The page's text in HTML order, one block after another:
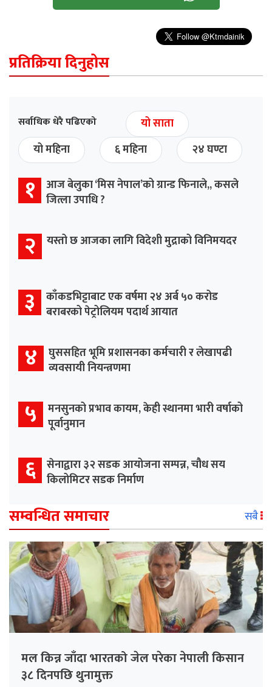
प्रतिक्रिया दिनुहोस
सर्वाधिक धेरै पढिएको
यो साता
यो महिना
६ महिना २४ घण्टा
१
आज बेलुका ‘मिस नेपाल’को ग्रान्ड फिनाले,, कसले
जित्ला उपाधि ?
२ यस्तो छ आजका लागि विदेशी मुद्राको विनिमयदर
३
काँकडभिट्टाबाट एक वर्षमा २४ अर्ब ५० करोड
बराबरको पेट्रोलियम पदार्थ आयात
४
घुससहित भूमि प्रशासनका कर्मचारी र लेखापढी
व्यवसायी नियन्त्रणमा
५
मनसुनको प्रभाव कायम, केही स्थानमा भारी वर्षाको
पूर्वानुमान
६ सेनाद्वारा ३२ सडक आयोजना सम्पन्न, चौध सय
किलोमिटर सडक निर्माण
सम्वन्धित समाचार सबै
मल किन्न जाँदा भारतको जेल परेका नेपाली किसान
३८ दिनपछि थुनामुक्त